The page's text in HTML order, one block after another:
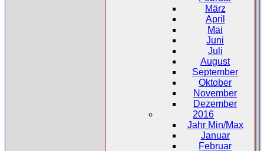
März
April
Mai
Juni
Juli
August
September
Oktober
November
Dezember
2016
Jahr Min/Max
Januar
Februar